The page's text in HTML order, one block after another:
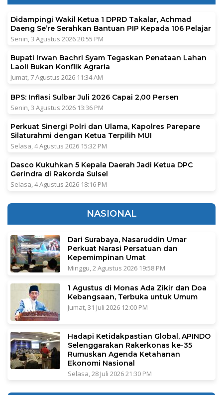
Didampingi Wakil Ketua 1 DPRD Takalar, Achmad
Daeng Se’re Serahkan Bantuan PIP Kepada 106 Pelajar
Senin, 3 Agustus 2026 20:55 PM
Bupati Irwan Bachri Syam Tegaskan Penataan Lahan
Laoli Bukan Konflik Agraria
Jumat, 7 Agustus 2026 11:34 AM
BPS: Inflasi Sulbar Juli 2026 Capai 2,00 Persen
Senin, 3 Agustus 2026 13:36 PM
Perkuat Sinergi Polri dan Ulama, Kapolres Parepare
Silaturahmi dengan Ketua Terpilih MUI
Selasa, 4 Agustus 2026 15:32 PM
Dasco Kukuhkan 5 Kepala Daerah Jadi Ketua DPC
Gerindra di Rakorda Sulsel
Selasa, 4 Agustus 2026 18:16 PM
NASIONAL
Dari Surabaya, Nasaruddin Umar
Perkuat Narasi Persatuan dan
Kepemimpinan Umat
Minggu, 2 Agustus 2026 19:58 PM
1 Agustus di Monas Ada Zikir dan Doa
Kebangsaan, Terbuka untuk Umum
Jumat, 31 Juli 2026 12:00 PM
Hadapi Ketidakpastian Global, APINDO
Selenggarakan Rakerkonas ke-35
Rumuskan Agenda Ketahanan
Ekonomi Nasional
Selasa, 28 Juli 2026 21:30 PM